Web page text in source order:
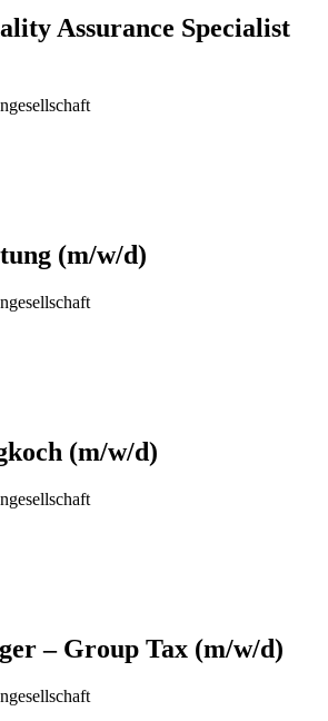
Assurance Specialist
(m/w/d)
(m/w/d)
– Group Tax (m/w/d)